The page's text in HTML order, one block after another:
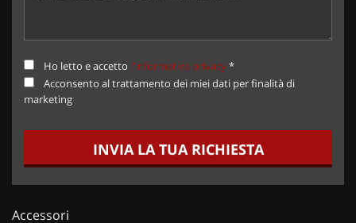
Ho letto e accetto l'informativa privacy*
Acconsento al trattamento dei miei dati per finalità di
marketing
INVIA LA TUA RICHIESTA
Accessori